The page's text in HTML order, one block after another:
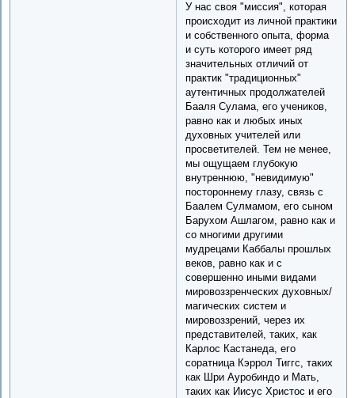
У нас своя "миссия", которая
происходит из личной практики
и собственного опыта, форма
и суть которого имеет ряд
значительных отличий от
практик "традиционных"
аутентичных продолжателей
Бааля Сулама, его учеников,
равно как и любых иных
духовных учителей или
просветителей. Тем не менее,
мы ощущаем глубокую
внутреннюю, "невидимую"
постороннему глазу, связь с
Баалем Сулмамом, его сыном
Барухом Ашлагом, равно как и
со многими другими
мудрецами Каббалы прошлых
веков, равно как и с
совершенно иными видами
мировоззренческих духовных/
магических систем и
мировоззрений, через их
представителей, таких, как
Карлос Кастанеда, его
соратница Кэррол Тиггс, таких
как Шри Ауробиндо и Мать,
таких как Иисус Христос и его